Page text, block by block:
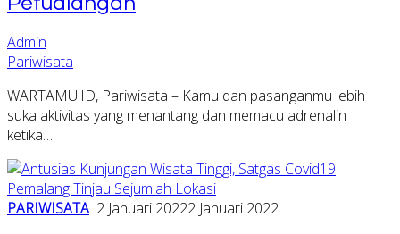
Admin
Pariwisata
WARTAMU.ID, Pariwisata – Kamu dan pasanganmu lebih
suka aktivitas yang menantang dan memacu adrenalin
ketika…
PARIWISATA 2 Januari 20222 Januari 2022